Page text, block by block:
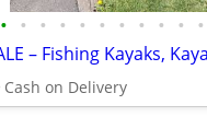
• • • • • • • • • • •
Cash on Delivery